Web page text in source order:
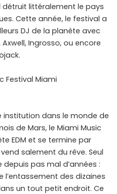
détruit littéralement le pays
Cette année, le festival a
DJ de la planète avec
Ingrosso, ou encore
Festival Miami
institution dans le monde de
de Mars, le Miami Music
EDM et se termine par
salement du rêve. Seul
pas mal d’années :
l’entassement des dizaines
un tout petit endroit. Ce